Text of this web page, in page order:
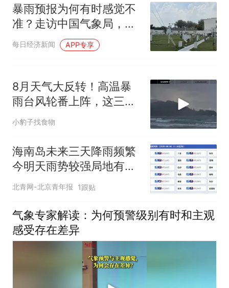
暴雨预报为何有时感觉不
准？走访中国气象局，探
寻天气预报背后的逻辑
每日经济新闻 APP专享
8月天气大反转！高温暴
雨台风轮番上阵，这三轮
变化提前看
小豹子找食物
海南岛未来三天降雨频繁
今明天雨势较强局地有大
暴雨
北青网-北京青年报 1跟贴
气象专家解读：为何预警级别有时和主观
感受存在差异